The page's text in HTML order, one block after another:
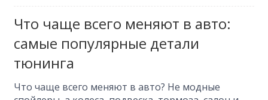
Что чаще всего меняют в авто:
самые популярные детали
тюнинга
Что чаще всего меняют в авто? Не модные